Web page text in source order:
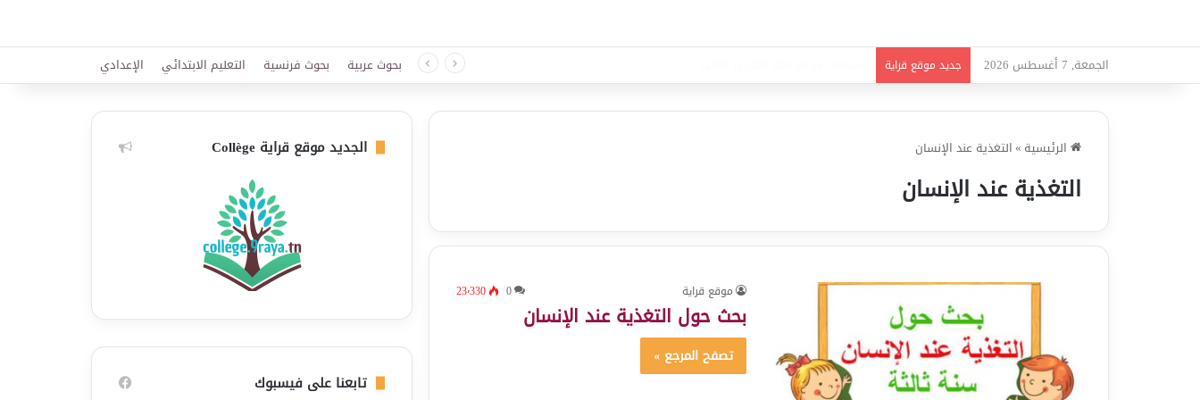
الجمعة, 7 أغسطس 2026 جديد موقع قراية بحوث عربية بحوث فرنسية التعليم الابتدائي الإعدادي
الرئيسية »التغذية عند الإنسان
التغذية عند الإنسان
موقع قراية 0 23٬330
بحث حول التغذية عند الإنسان
تصفح المرجع »
الجديد موقع قراية Collège
تابعنا على فيسبوك